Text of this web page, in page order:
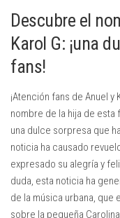
Descubre el
Karol G: ¡una
fans!
¡Atención fans de Anuel
nombre de la hija de
una dulce sorpresa que
noticia ha causado
expresado su alegría y
duda, esta noticia ha
de la música urbana,
sobre la pequeña